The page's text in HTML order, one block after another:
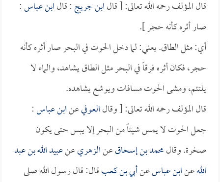
قال المؤلف رحمه الله تعالى: [ قالابن جريج: قالابن عباس:
صار أثره كأنه حجر ].
أي: مثل الطاق. يعني: لما دخل الحوت في البحر صار أثره كأنه
حجر، فكان أثره فرقاً في البحر مثل الطاق يشاهد، والماء لا
يلتئم، ومشى الحوت مسافات ويوشع يشاهده.
قال المؤلف رحمه الله تعالى: [ وقالالعوفيعنابن عباس:
جعل الحوت لا يمس شيئاً من البحر إلا يبس حتى يكون
صخرة. وقالمحمد بن إسحاقعنالزهريعنعبيد الله بن عبد
اللهعنابن عباسعنأبي بن كعبقال: قال رسول الله صلى